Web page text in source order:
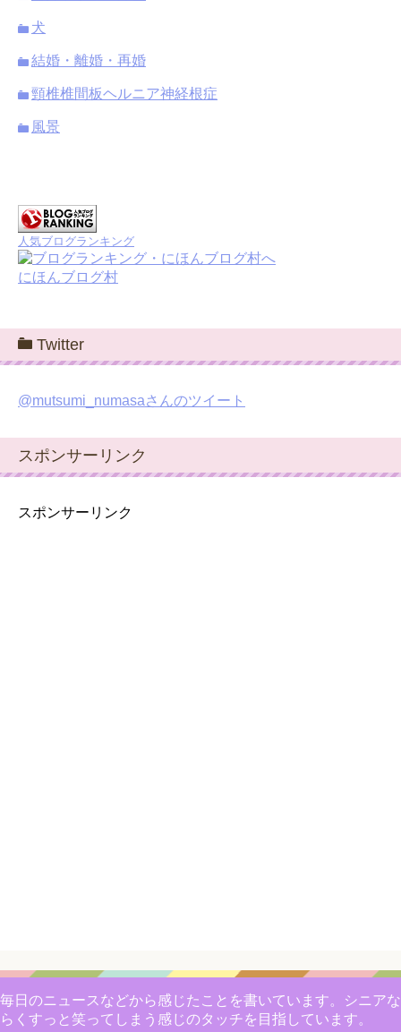
犬
結婚・離婚・再婚
頸椎椎間板ヘルニア神経根症
風景
人気ブログランキング
にほんブログ村
Twitter
@mutsumi_numasaさんのツイート
スポンサーリンク
スポンサーリンク
毎日のニュースなどから感じたことを書いています。シニアな
らくすっと笑ってしまう感じのタッチを目指しています。